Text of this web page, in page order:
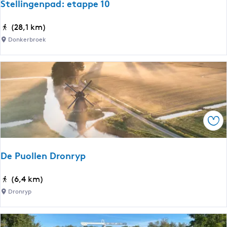
e
Stellingenpad: etappe 10
D
o
k
b
r
o
e
-
a
k
k
e
(28,1 km)
Donkerbroek
De Puollen Dronryp
D
e
u
(6,4 km)
Dronryp